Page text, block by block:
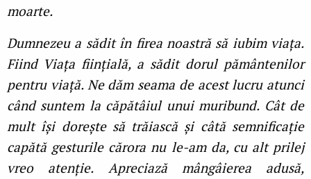
moarte.
Dumnezeu a sădit în firea noastră să iubim viața.
Fiind Viața ființială, a sădit dorul pământenilor
pentru viață. Ne dăm seama de acest lucru atunci
când suntem la căpătâiul unui muribund. Cât de
mult își dorește să trăiască și câtă semnificație
capătă gesturile cărora nu le-am da, cu alt prilej
vreo atenție. Apreciază mângâierea adusă,